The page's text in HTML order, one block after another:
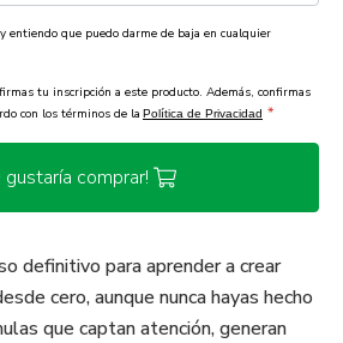
entiendo que puedo darme de baja en cualquier
tu inscripción a este producto. Además, confirmas
con los términos de la Política de Privacidad *
gustaría comprar!
definitivo para aprender a crear
cero, aunque nunca hayas hecho
que captan atención, generan